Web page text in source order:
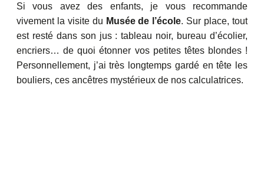
Si vous avez des enfants, je vous recommande
vivement la visite du Musée de l’école. Sur place, tout
est resté dans son jus : tableau noir, bureau d’écolier,
encriers… de quoi étonner vos petites têtes blondes !
Personnellement, j’ai très longtemps gardé en tête les
bouliers, ces ancêtres mystérieux de nos calculatrices.